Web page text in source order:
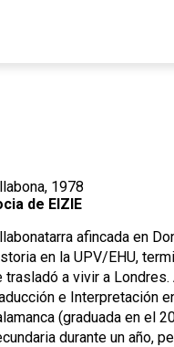
1978
de EIZIE
afincada en
en la UPV/EHU,
trasladó a vivir a
e Interpretación
(graduada en el
durante un año,